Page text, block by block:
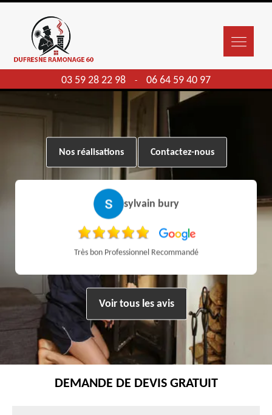
03 59 28 22 98 - 06 64 59 40 97
Nos réalisations Contactez-nous
sylvain bury
Très bon Professionnel Recommandé
Voir tous les avis
DEMANDE DE DEVIS GRATUIT